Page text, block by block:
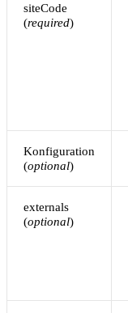
siteCode
(required)
Konfiguration
(optional)
externals
(optional)